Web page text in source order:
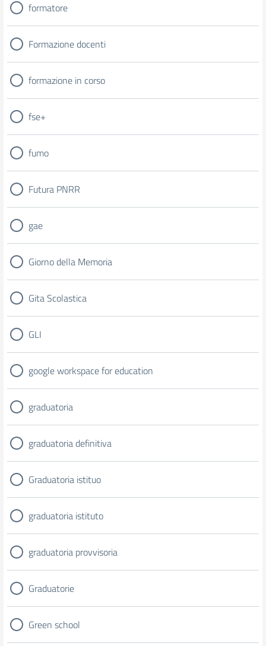
formatore
Formazione docenti
formazione in corso
fse+
fumo
Futura PNRR
gae
Giorno della Memoria
Gita Scolastica
GLI
google workspace for education
graduatoria
graduatoria definitiva
Graduatoria istituo
graduatoria istituto
graduatoria provvisoria
Graduatorie
Green school